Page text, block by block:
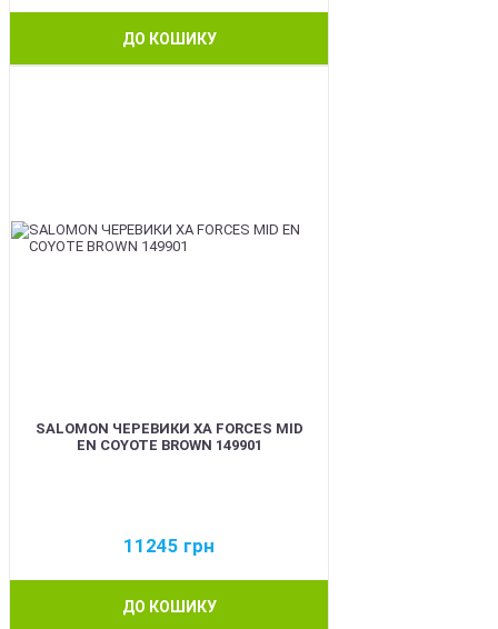
ДО КОШИКУ
SALOMON ЧЕРЕВИКИ XA FORCES MID
EN COYOTE BROWN 149901
11245 грн
ДО КОШИКУ